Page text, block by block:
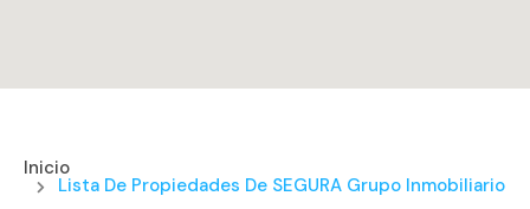
Inicio
Lista De Propiedades De SEGURA Grupo Inmobiliario